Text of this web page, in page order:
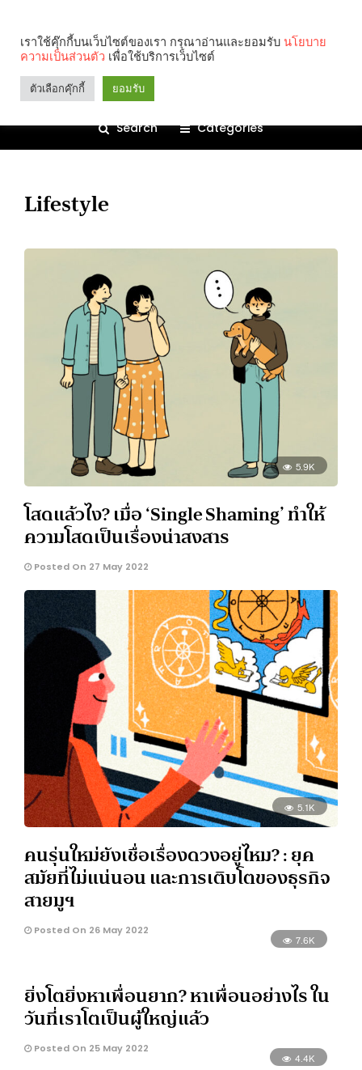
Search Categories
Lifestyle
5.9K
โสดแล้วไง? เมื่อ ‘Single Shaming’ ทำให้
ความโสดเป็นเรื่องน่าสงสาร
Posted On 27 May 2022
5.1K
คนรุ่นใหม่ยังเชื่อเรื่องดวงอยู่ไหม? : ยุค
สมัยที่ไม่แน่นอน และการเติบโตของธุรกิจ
สายมูฯ
Posted On 26 May 2022
7.6K
ยิ่งโตยิ่งหาเพื่อนยาก? หาเพื่อนอย่างไร ใน
วันที่เราโตเป็นผู้ใหญ่แล้ว
Posted On 25 May 2022
4.4K
เราใช้คุ๊กกี้บนเว็บไซต์ของเรา กรุณาอ่านและยอมรับ นโยบาย
ความเป็นส่วนตัว เพื่อใช้บริการเว็บไซต์
ตัวเลือกคุ๊กกี้ ยอมรับ